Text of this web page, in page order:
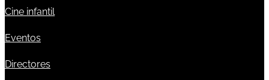
Cine infantil
Eventos
Directores